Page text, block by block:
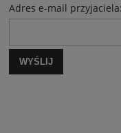
Adres e-mail przyjaciela:
WYŚLIJ